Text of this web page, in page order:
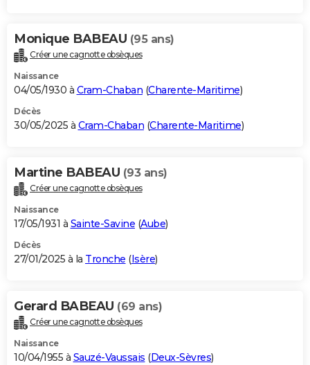
Monique BABEAU (95 ans)
Créer une cagnotte obsèques
Naissance
04/05/1930 à Cram-Chaban (Charente-Maritime)
Décès
30/05/2025 à Cram-Chaban (Charente-Maritime)
Martine BABEAU (93 ans)
Créer une cagnotte obsèques
Naissance
17/05/1931 à Sainte-Savine (Aube)
Décès
27/01/2025 à la Tronche (Isère)
Gerard BABEAU (69 ans)
Créer une cagnotte obsèques
Naissance
10/04/1955 à Sauzé-Vaussais (Deux-Sèvres)